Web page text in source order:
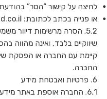
לחיצה על קישור “הסר” בהודעת
או פנייה בכתב לכתובת:
5.2. הסרה מרשימות דיוור
שיווקיים בלבד, ואינה
קיימת עם החברה או הפסקת
החברה.
6. פרטיות ואבטחת מידע
6.1. החברה אוספת באתר